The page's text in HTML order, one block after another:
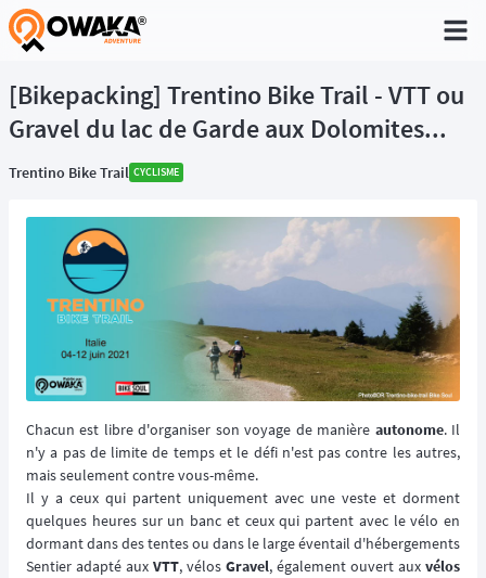
®
[Bikepacking] Trentino Bike Trail - VTT ou
Gravel du lac de Garde aux Dolomites...
Trentino Bike Trail CYCLISME
Chacun est libre d'organiser son voyage de manière autonome. Il
n'y a pas de limite de temps et le défi n'est pas contre les autres,
mais seulement contre vous-même.
Il y a ceux qui partent uniquement avec une veste et dorment
quelques heures sur un banc et ceux qui partent avec le vélo en
dormant dans des tentes ou dans le large éventail d'hébergements
Sentier adapté aux VTT, vélos Gravel, également ouvert aux vélos